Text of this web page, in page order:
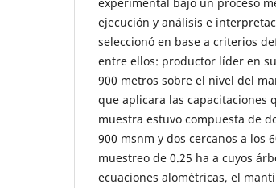
experimental bajo un proceso
ejecución y análisis e
seleccionó en base a criterios
entre ellos: productor líder en
900 metros sobre el nivel del
que aplicara las capacitaciones
muestra estuvo compuesta de
900 msnm y dos cercanos a los
muestreo de 0.25 ha a cuyos
ecuaciones alométricas, el